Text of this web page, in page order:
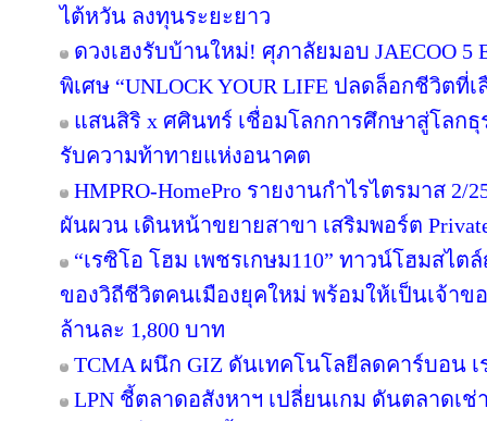
ไต้หวัน ลงทุนระยะยาว
ดวงเฮงรับบ้านใหม่! ศุภาลัยมอบ JAECOO
พิเศษ “UNLOCK YOUR LIFE ปลดล็อกชีวิตที่เ
แสนสิริ x ศศินทร์ เชื่อมโลกการศึกษาสู่โลกธุ
รับความท้าทายแห่งอนาคต
HMPRO-HomePro รายงานกำไรไตรมาส 2/
ผันผวน เดินหน้าขยายสาขา เสริมพอร์ต
“เรซิโอ โฮม เพชรเกษม110” ทาวน์โฮมสไ
ของวิถีชีวิตคนเมืองยุคใหม่ พร้อมให้เป็นเจ้าข
ล้านละ 1,800 บาท
TCMA ผนึก GIZ ดันเทคโนโลยีลดคาร์บอน เ
LPN ชี้ตลาดอสังหาฯ เปลี่ยนเกม ดันตลาดเ